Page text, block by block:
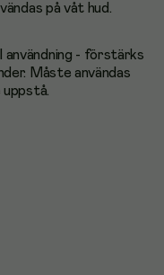
på våt hud.
- förstärks
Måste användas
uppstå.